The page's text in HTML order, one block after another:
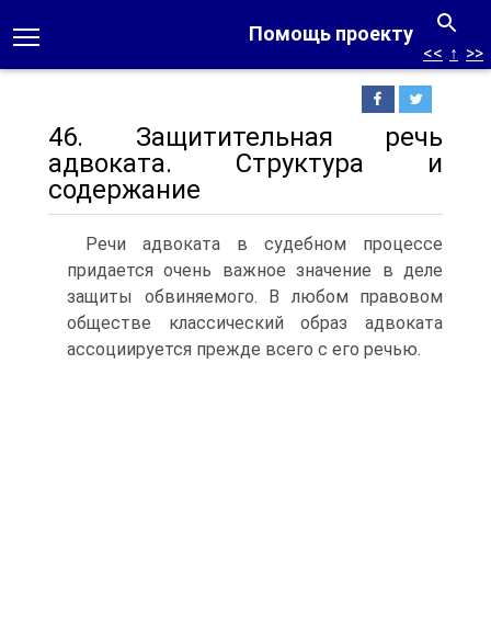
Помощь проекту
<< ↑ >>
46. Защитительная речь
адвоката. Структура и
содержание
Речи адвоката в судебном процессе
придается очень важное значение в деле
защиты обвиняемого. В любом правовом
обществе классический образ адвоката
ассоциируется прежде всего с его речью.